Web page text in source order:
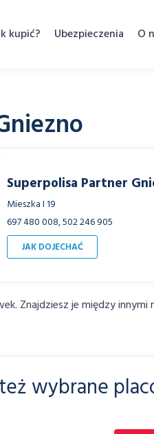
kupić? Ubezpieczenia O
Superpolisa Partner
Mieszka I 19
697 480 008, 502 246 905
JAK DOJECHAĆ
Znajdziesz je między innymi
wybrane